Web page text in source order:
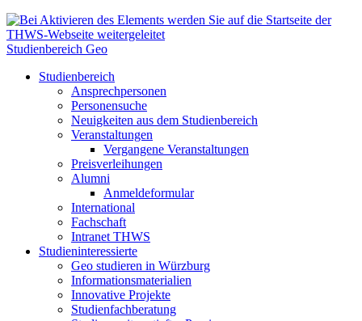
Studienbereich Geo
Studienbereich
Ansprechpersonen
Personensuche
Neuigkeiten aus dem Studienbereich
Veranstaltungen
Vergangene Veranstaltungen
Preisverleihungen
Alumni
Anmeldeformular
International
Fachschaft
Intranet THWS
Studieninteressierte
Geo studieren in Würzburg
Informationsmaterialien
Innovative Projekte
Studienfachberatung